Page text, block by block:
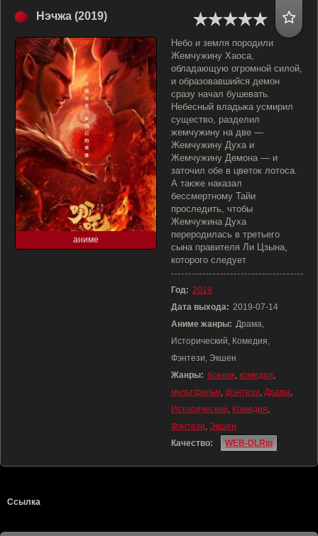
Нэчжа (2019)
аниме
Небо и земля породили
Жемчужину Хаоса,
обладающую огромной силой,
и образовавшийся демон
сразу начал бушевать.
Небесный владыка усмирил
существо, разделил
жемчужину на две —
Жемчужину Духа и
Жемчужину Демона — и
заточил обе в цветок лотоса.
А также наказал
бессмертному Тайи
проследить, чтобы
Жемчужина Духа
переродилась в третьего
сына правителя Ли Цзына,
которого следует
Год: 2019
Дата выхода: 2019-07-14
Аниме жанры: Драма,
Исторический, Комедия,
Фэнтези, Экшен
Жанры: боевик, комедия,
мультфильм, фэнтези, Драма,
Исторический, Комедия,
Фэнтези, Экшен
Качество:
WEB-DLRip
Ссылка